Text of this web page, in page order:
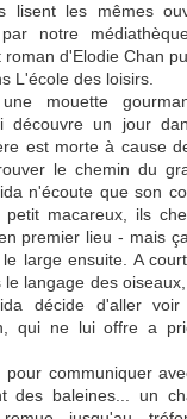
lisent les mêmes
notre
roman d'Elodie Chan
L'école des loisirs.
mouette
découvre un jour
est morte à cause
le chemin du
n'écoute que son
macareux, ils
premier lieu - mais
large ensuite. A
le langage des
décide d'aller
qui ne lui offre a
pour communiquer
des baleines... un